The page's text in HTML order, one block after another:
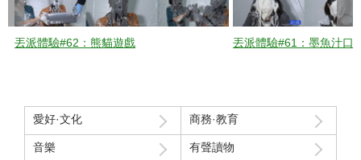
丟派體驗#62：熊貓遊戲 丟派體驗#61：墨魚汁口
愛好·文化 商務·教育
音樂 有聲讀物